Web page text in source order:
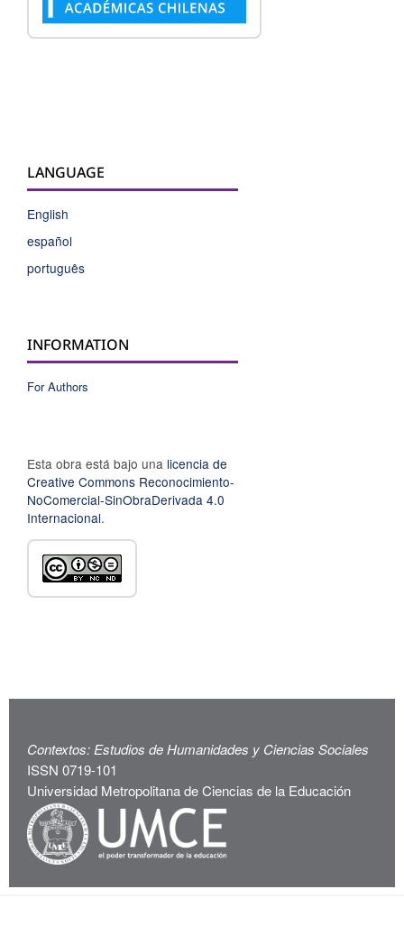
LANGUAGE
English
español
português
INFORMATION
For Authors
Esta obra está bajo una licencia de
Creative Commons Reconocimiento-
NoComercial-SinObraDerivada 4.0
Internacional.
Contextos: Estudios de Humanidades y Ciencias Sociales
ISSN 0719-101
Universidad Metropolitana de Ciencias de la Educación